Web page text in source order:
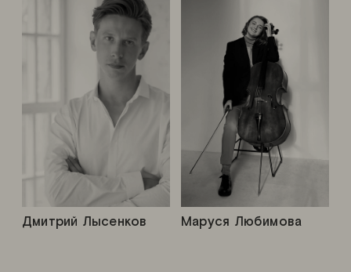
Дмитрий Лысенков Маруся Любимова